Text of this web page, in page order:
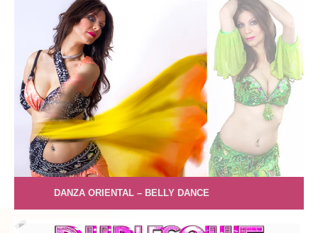
DANZA ORIENTAL – BELLY DANCE